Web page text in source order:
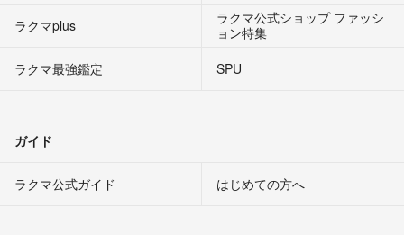
ラクマplus
ラクマ公式ショップ ファッシ
ョン特集
ラクマ最強鑑定
SPU
ガイド
ラクマ公式ガイド はじめての方へ